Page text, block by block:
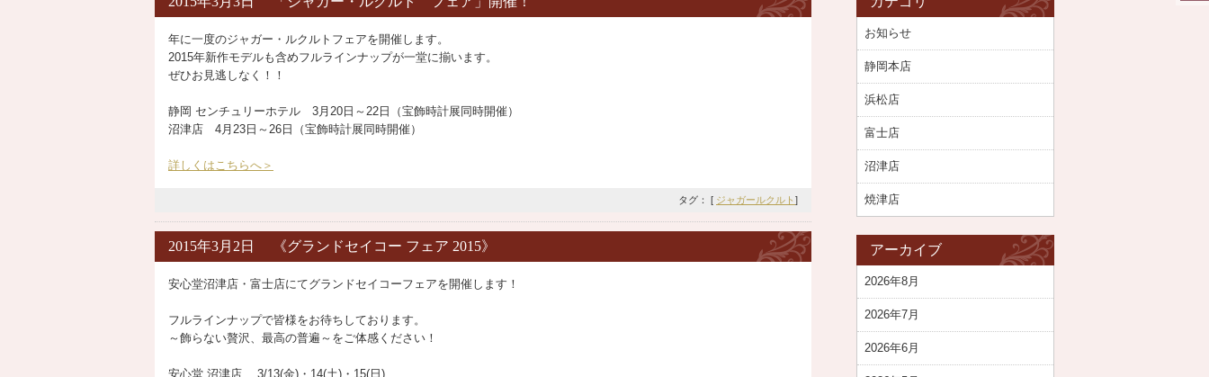
年に一度のジャガー・ルクルトフェアを開催します。
2015年新作モデルも含めフルラインナップが一堂に揃います。
ぜひお見逃しなく！！
静岡 センチュリーホテル 3月20日～22日（宝飾時計展同時開催）
沼津店 4月23日～26日（宝飾時計展同時開催）
詳しくはこちらへ＞
タグ： [ ジャガールクルト ]
2015年3月2日 《グランドセイコー フェア 2015》
安心堂沼津店・富士店にてグランドセイコーフェアを開催します！
フルラインナップで皆様をお待ちしております。
～飾らない贅沢、最高の普遍～をご体感ください！
安心堂 沼津店 3/13(金)・14(土)・15(日)
お知らせ
静岡本店
浜松店
富士店
沼津店
焼津店
アーカイブ
2026年8月
2026年7月
2026年6月